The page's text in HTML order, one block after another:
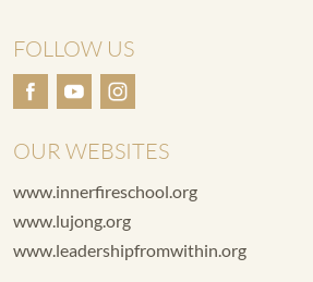
FOLLOW US
OUR WEBSITES
www.innerfireschool.org
www.lujong.org
www.leadershipfromwithin.org